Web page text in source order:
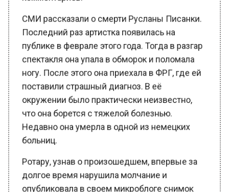
Последний раз артистка появилась на
публике в феврале этого года. Тогда в разгар
спектакля она упала в обморок и поломала
ногу. После этого она приехала в ФРГ, где ей
поставили страшный диагноз. В её
окружении было практически неизвестно,
что она борется с тяжелой болезнью.
Недавно она умерла в одной из немецких
больниц.
Ротару, узнав о произошедшем, впервые за
долгое время нарушила молчание и
опубликовала в своем микроблоге снимок